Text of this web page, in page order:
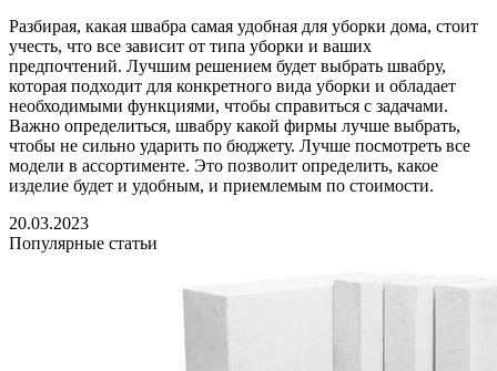
Разбирая, какая швабра самая удобная для уборки дома, стоит
учесть, что все зависит от типа уборки и ваших
предпочтений. Лучшим решением будет выбрать швабру,
которая подходит для конкретного вида уборки и обладает
необходимыми функциями, чтобы справиться с задачами.
Важно определиться, швабру какой фирмы лучше выбрать,
чтобы не сильно ударить по бюджету. Лучше посмотреть все
модели в ассортименте. Это позволит определить, какое
изделие будет и удобным, и приемлемым по стоимости.
20.03.2023
Популярные статьи